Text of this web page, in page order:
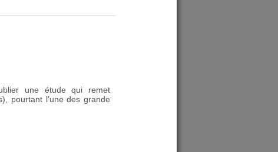
une étude qui remet
pourtant l’une des grande